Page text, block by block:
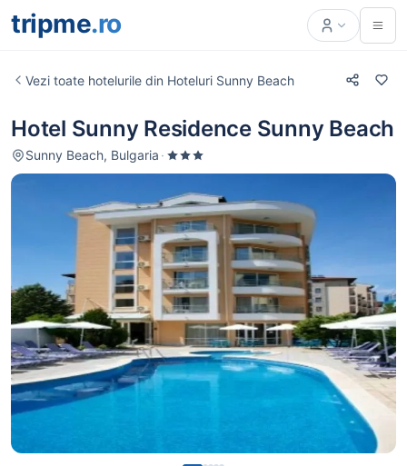
tripme.ro
Vezi toate hotelurile din Hoteluri Sunny Beach
Hotel Sunny Residence Sunny Beach
Sunny Beach, Bulgaria ·